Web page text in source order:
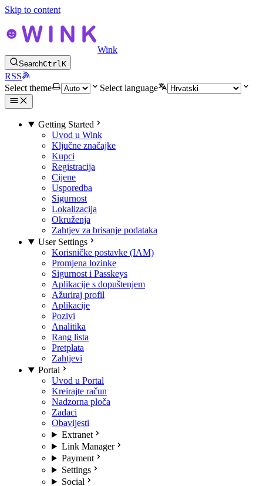
Skip to content
Wink
SearchCtrlK
RSS
Select theme
Select language
Getting Started
Uvod u Wink
Ključne značajke
Kupci
Registracija
Cijene
Usporedba
Sigurnost
Lokalizacija
Okruženja
Zahtjev za brisanje podataka
User Settings
Korisničke postavke (IAM)
Promjena lozinke
Sigurnost i Passkeys
Aplikacije s dopuštenjem
Ažuriraj profil
Aplikacije
Pozivi
Analitika
Rang lista
Pretplata
Zahtjevi
Portal
Uvod u Portal
Kreirajte račun
Nadzorna ploča
Zadaci
Obavijesti
Extranet
Link Manager
Payment
Settings
Social